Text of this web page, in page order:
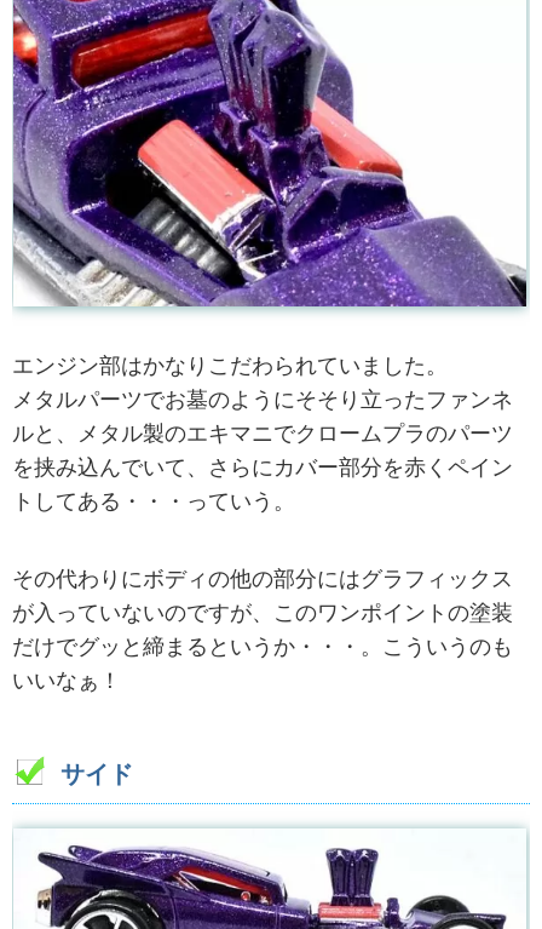
エンジン部はかなりこだわられていました。
メタルパーツでお墓のようにそそり立ったファンネ
ルと、メタル製のエキマニでクロームプラのパーツ
を挟み込んでいて、さらにカバー部分を赤くペイン
トしてある・・・っていう。
その代わりにボディの他の部分にはグラフィックス
が入っていないのですが、このワンポイントの塗装
だけでグッと締まるというか・・・。こういうのも
いいなぁ！
サイド